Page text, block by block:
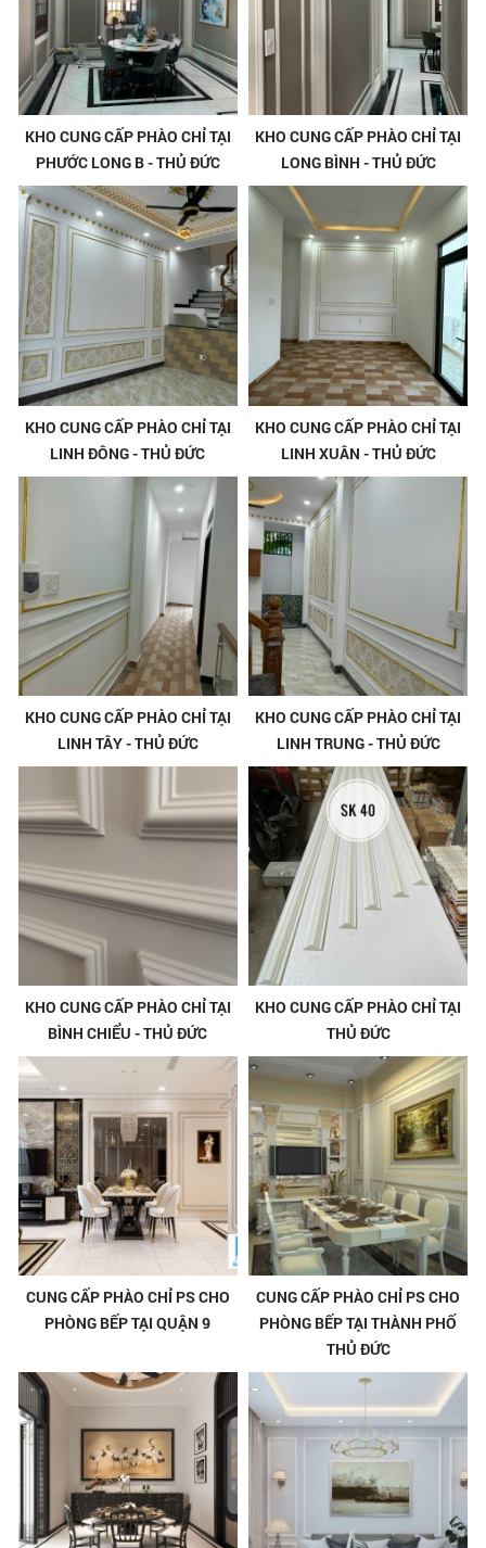
KHO CUNG CẤP PHÀO CHỈ TẠI
PHƯỚC LONG B - THỦ ĐỨC
KHO CUNG CẤP PHÀO CHỈ TẠI
LONG BÌNH - THỦ ĐỨC
KHO CUNG CẤP PHÀO CHỈ TẠI
LINH ĐÔNG - THỦ ĐỨC
KHO CUNG CẤP PHÀO CHỈ TẠI
LINH XUÂN - THỦ ĐỨC
KHO CUNG CẤP PHÀO CHỈ TẠI
LINH TÂY - THỦ ĐỨC
KHO CUNG CẤP PHÀO CHỈ TẠI
LINH TRUNG - THỦ ĐỨC
KHO CUNG CẤP PHÀO CHỈ TẠI
BÌNH CHIỂU - THỦ ĐỨC
KHO CUNG CẤP PHÀO CHỈ TẠI
THỦ ĐỨC
CUNG CẤP PHÀO CHỈ PS CHO
PHÒNG BẾP TẠI QUẬN 9
CUNG CẤP PHÀO CHỈ PS CHO
PHÒNG BẾP TẠI THÀNH PHỐ
THỦ ĐỨC